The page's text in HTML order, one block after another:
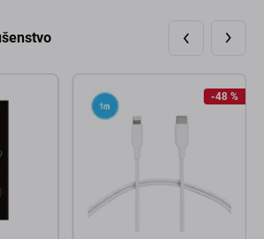
-48 %